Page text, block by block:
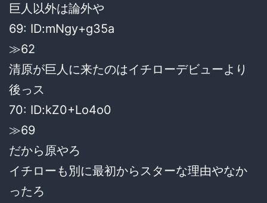
巨人以外は論外や
69: ID:mNgy+g35a
≫62
清原が巨人に来たのはイチローデビューより
後っス
70: ID:kZ0+Lo4o0
≫69
だから原やろ
イチローも別に最初からスターな理由やなか
ったろ